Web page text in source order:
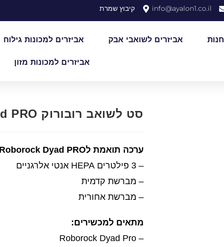
info@ayalon1.co.il קיבוץ שמרת
חנות אביזרים לשואבי אבק אביזרים למכונות גילוח
אביזרים למכונות מזון
סט לשואב רובורוק Roborock Dyad PRO
ערכה תואמת לRoborock Dyad PRO, מכילה:
– 3 פילטרים HEPA אנטי אלרגניים
– מברשת קדמית
– מברשת אחורית
מתאים למכשירים:
– Roborock Dyad Pro